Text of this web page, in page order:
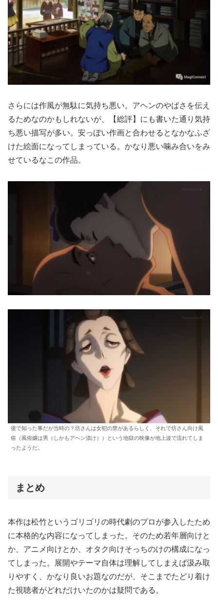
さらには作風が無駄に気持ち悪い。アヘンのやばさを伝え
るためなのかもしれないが、【総評】にも書いた通り気持
ち悪い描写が多い。安っぽい作画と合わせるとなかなふざ
けた絵面になってしまっている。かなり悪い噛み合いをみ
せているなこの作品。
後で知った事だが当時の？坊さんは女犯の禁があるらしく、それで坊さん向け風
俗（風俗嬢は男（しかもアヘン漬け））という地獄の映像が地上波で流れてしま
ったようだ。
まとめ
本作は松竹というゴリゴリの時代劇のプロが参入したため
に本格的な内容になってしまった。そのため若年層向けと
か、アニメ向けとか、オタク向けそっちのけの構成になっ
てしまった。展開やテーマ自体は理解してしまえば汲み取
りやすく、かなり良いお題なのだが、そこまでたどり着け
た視聴者がどれだけいたのかは疑問である。